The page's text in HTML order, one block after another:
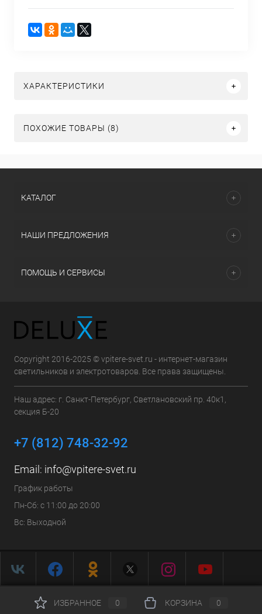
ХАРАКТЕРИСТИКИ
ПОХОЖИЕ ТОВАРЫ (8)
КАТАЛОГ
НАШИ ПРЕДЛОЖЕНИЯ
ПОМОЩЬ И СЕРВИСЫ
Copyright 2016-2025 © vpitere-svet.ru - интернет-магазин
светильников и электротоваров. Все права защищены.
Наш адрес: г. Санкт-Петербург, Светлановский пр. 40к1,
секция Б-20
+7 (812) 748-32-92
Email: info@vpitere-svet.ru
График работы
Пн-Сб: с 11:00 до 20:00
Вс: Выходной
ИЗБРАННОЕ 0 КОРЗИНА 0